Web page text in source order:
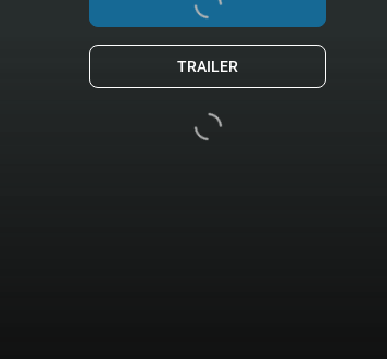
TRAILER